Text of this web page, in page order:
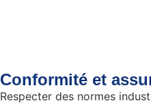
Conformité et
Respecter des normes